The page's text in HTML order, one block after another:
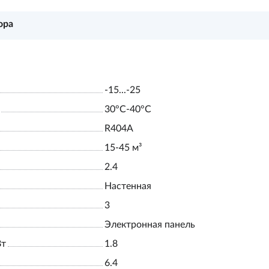
-15...-25
30°С-40°С
R404A
15-45 м³
2.4
Настенная
3
Электронная панель
1.8
6.4